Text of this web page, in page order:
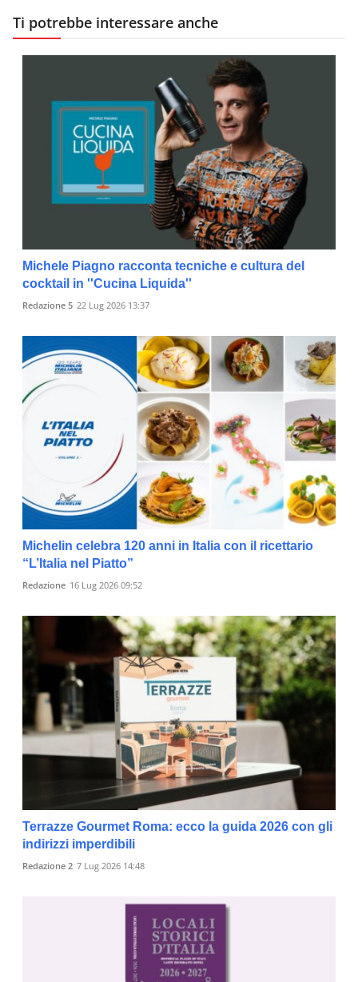
Ti potrebbe interessare anche
Michele Piagno racconta tecniche e cultura del
cocktail in ''Cucina Liquida''
Redazione 5 22 Lug 2026 13:37
Michelin celebra 120 anni in Italia con il ricettario
“L’Italia nel Piatto”
Redazione 16 Lug 2026 09:52
Terrazze Gourmet Roma: ecco la guida 2026 con gli
indirizzi imperdibili
Redazione 2 7 Lug 2026 14:48